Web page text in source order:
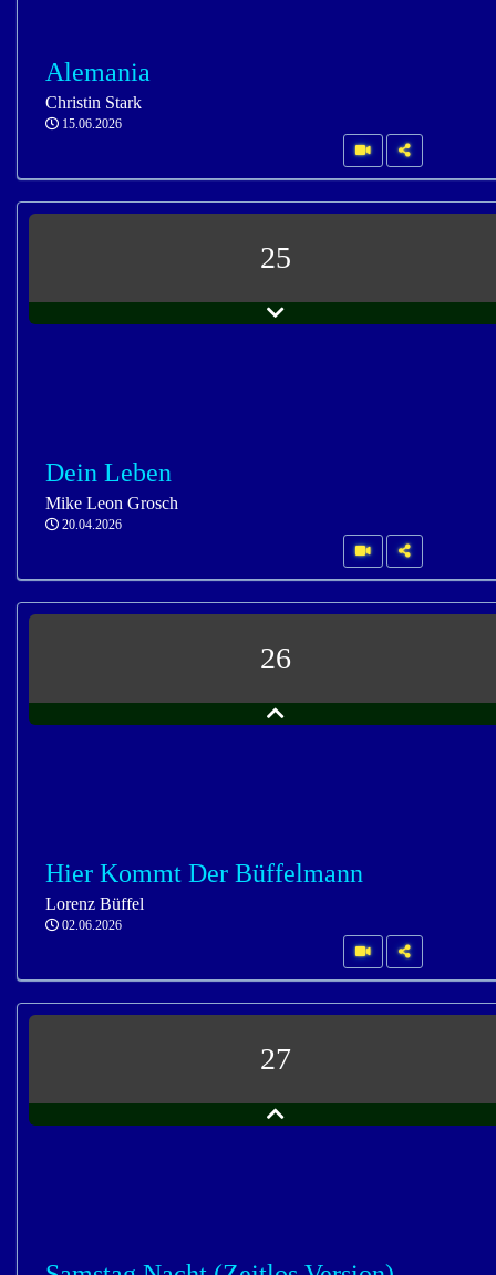
Alemania
Christin Stark
15.06.2026
25
Dein Leben
Mike Leon Grosch
20.04.2026
26
Hier Kommt Der Büffelmann
Lorenz Büffel
02.06.2026
27